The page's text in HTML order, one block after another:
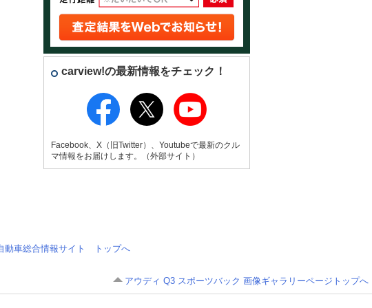
carview!の最新情報をチェック！
Facebook、X（旧Twitter）、Youtubeで最新のクル
マ情報をお届けします。（外部サイト）
動車総合情報サイト トップへ
アウディ Q3 スポーツバック 画像ギャラリーページトップへ